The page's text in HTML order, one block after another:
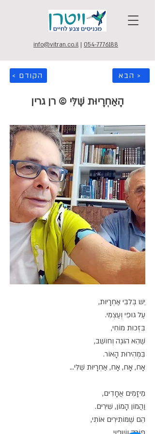
info@vitran.co.il | 054-7776188
< הקודם הבא >
הָאַחְרָיוּת שֶׁלִּי © רן גרין
יֵשׁ בְּלִבִּי אַחְרָיוּת,
עַל גּוּפִי וְעַצְמִי.
בִּזְכוּת מוֹחִי,
שֶׁהֵא הוֹגֶה וְחוֹשֵׁב,
בִּמְהִירוּת הָאוֹר.
אָח, אָח, אָח, אַחְרָיוּת שֶׁלִּי...
מֵיזָמִים אֲחָדִים,
וַהֲמוֹן הָמוֹן, שִׁירִים.
הֵם שֶׁמּוֹתִירִים אוֹתִי,